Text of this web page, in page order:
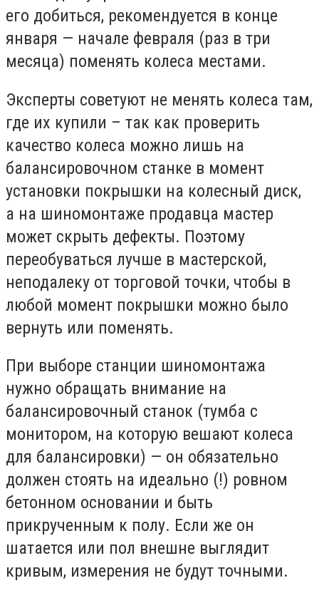
его добиться, рекомендуется в конце
января — начале февраля (раз в три
месяца) поменять колеса местами.
Эксперты советуют не менять колеса там,
где их купили – так как проверить
качество колеса можно лишь на
балансировочном станке в момент
установки покрышки на колесный диск,
а на шиномонтаже продавца мастер
может скрыть дефекты. Поэтому
переобуваться лучше в мастерской,
неподалеку от торговой точки, чтобы в
любой момент покрышки можно было
вернуть или поменять.
При выборе станции шиномонтажа
нужно обращать внимание на
балансировочный станок (тумба с
монитором, на которую вешают колеса
для балансировки) — он обязательно
должен стоять на идеально (!) ровном
бетонном основании и быть
прикрученным к полу. Если же он
шатается или пол внешне выглядит
кривым, измерения не будут точными.